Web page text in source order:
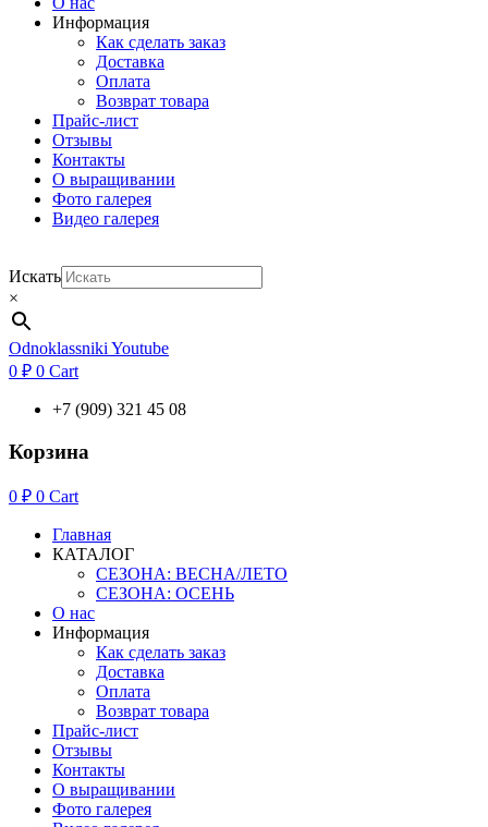
Информация
Как сделать заказ
Доставка
Оплата
Возврат товара
Прайс-лист
Отзывы
Контакты
О выращивании
Фото галерея
Видео галерея
Искать
×
Odnoklassniki Youtube
0 ₽ 0 Cart
+7 (909) 321 45 08
Корзина
0 ₽ 0 Cart
Главная
КАТАЛОГ
СЕЗОНА: ВЕСНА/ЛЕТО
СЕЗОНА: ОСЕНЬ
О нас
Информация
Как сделать заказ
Доставка
Оплата
Возврат товара
Прайс-лист
Отзывы
Контакты
О выращивании
Фото галерея